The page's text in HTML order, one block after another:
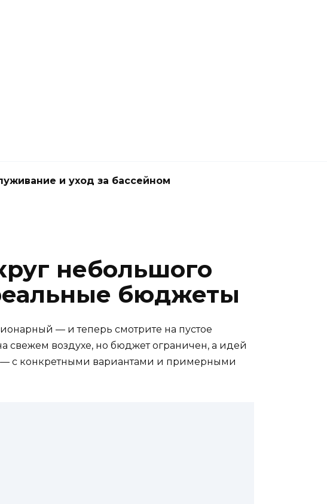
и уход за бассейном
небольшого
бюджеты
— и теперь смотрите на пустое
свежем воздухе, но бюджет ограничен, а идей
— с конкретными вариантами и примерными